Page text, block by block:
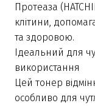
Протеаза
клітини,
та здоровою.
Ідеальний для
використання
Цей тонер
особливо для